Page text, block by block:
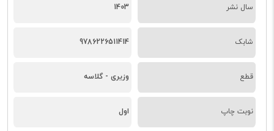
سال نشر 1403
شابک 9786226511414
قطع وزیری - گلاسه
نوبت چاپ اول